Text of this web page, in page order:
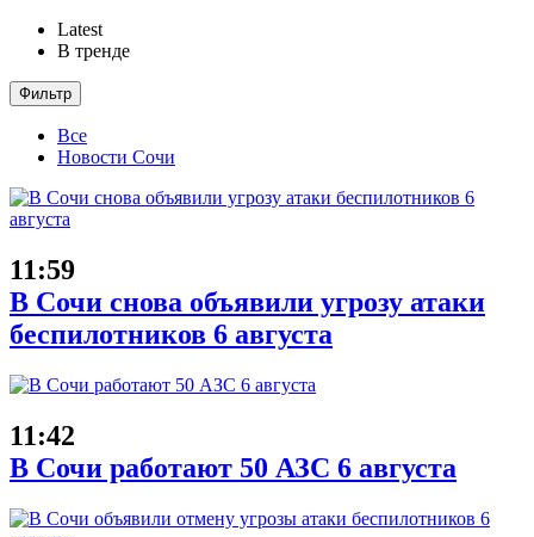
Latest
В тренде
Фильтр
Все
Новости Сочи
11:59
В Сочи снова объявили угрозу атаки
беспилотников 6 августа
11:42
В Сочи работают 50 АЗС 6 августа